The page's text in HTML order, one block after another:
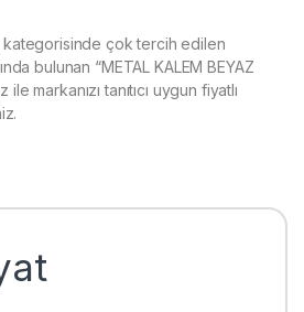
kategorisinde çok tercih edilen
bulunan “METAL KALEM BEYAZ
markanızı tanıtıcı uygun fiyatlı